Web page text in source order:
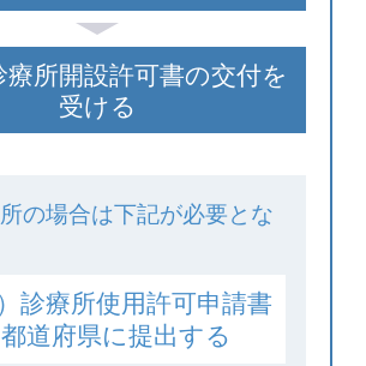
療所開設許可書の交付を
受ける
の場合は下記が必要とな
）診療所使用許可申請書
都道府県に提出する